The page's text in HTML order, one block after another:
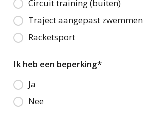
Circuit training (buiten)
Traject aangepast zwemmen
Racketsport
Ik heb een beperking*
Ja
Nee